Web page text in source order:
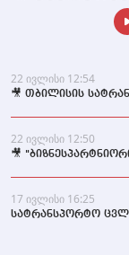
22 ივლისი 12:54
🎥 თბილისის
22 ივლისი 12:50
🎥
17 ივლისი 16:25
სატრანსპორტო